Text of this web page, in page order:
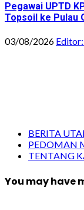
Pegawai UPTD
Topsoil ke Pulau
03/08/2026
BERITA
PEDOMAN
TENTANG
You may have